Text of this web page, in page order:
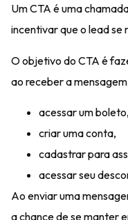
Um CTA é uma
incentivar que o lead se
O objetivo do CTA é
ao receber a
acessar um boleto,
criar uma conta,
cadastrar para
acessar seu
Ao enviar uma
achance de se manter